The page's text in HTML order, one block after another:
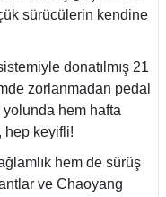
sürücülerin kendine
donatılmış 21
zorlanmadan pedal
hem hafta
hep keyifli!
hem de sürüş
ve Chaoyang